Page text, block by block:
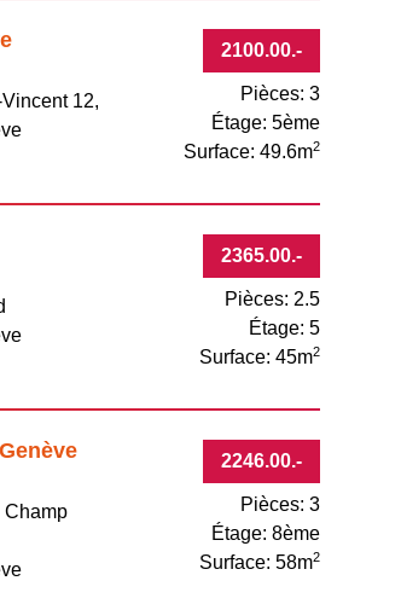
2100.00.-
12,
Pièces: 3
Étage: 5ème
Surface: 49.6m2
2365.00.-
Pièces: 2.5
Étage: 5
Surface: 45m2
2246.00.-
Champ
Pièces: 3
Étage: 8ème
Surface: 58m2